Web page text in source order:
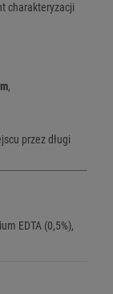
charakteryzacji
,
przez długi
EDTA (0,5%),